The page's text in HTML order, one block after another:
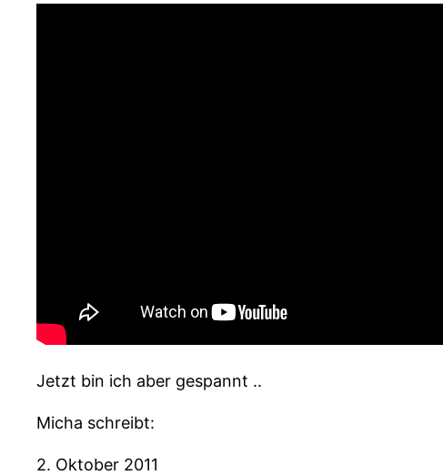
Jetzt bin ich aber gespannt ..
Micha schreibt:
2. Oktober 2011